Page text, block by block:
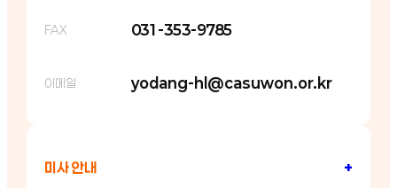
FAX 031-353-9785
이메일 yodang-hl@casuwon.or.kr
미사 안내 +